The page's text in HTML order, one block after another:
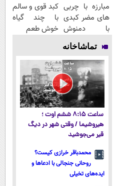
مبارزه با چربی
های مضر کبدی
با دمنوش
گیاهی پاکسازی
کبد(تخفیف تا
امشب)
کبد قوی و سالم
با چند گیاه
خوش طعم
تماشاخانه
ساعت ۸:۱۵ ششم اوت ؛
هیروشیما / وقتی شهر در دیگ
قیر می‌جوشید
محمدباقر خرازی کیست؟
روحانی جنجالی با ادعاها و
ایده‌های تخیلی